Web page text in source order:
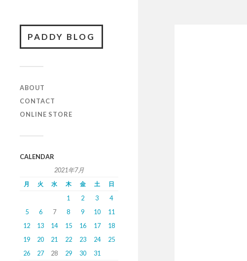
PADDY BLOG
ABOUT
CONTACT
ONLINE STORE
CALENDAR
2021年7月
月 火 水 木 金 土 日
1 2 3
4
5
6 7 8 9 10
11
12
13 14 15 16 17
18
19
20 21 22 23 24
25
26
27 28 29 30 31